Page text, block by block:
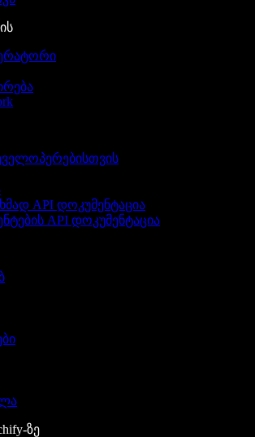
API დოკუმენტაცია
API დოკუმენტაცია
ზე